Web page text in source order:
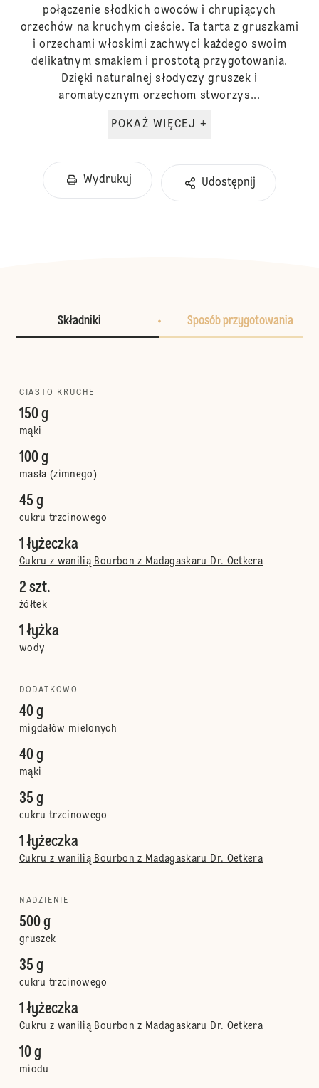
połączenie słodkich owoców i chrupiących
orzechów na kruchym cieście. Ta tarta z gruszkami
i orzechami włoskimi zachwyci każdego swoim
delikatnym smakiem i prostotą przygotowania.
Dzięki naturalnej słodyczy gruszek i
aromatycznym orzechom stworzys...
POKAŻ WIĘCEJ +
Wydrukuj Udostępnij
Składniki Sposób przygotowania
CIASTO KRUCHE
150 g
mąki
100 g
masła (zimnego)
45 g
cukru trzcinowego
1 łyżeczka
Cukru z wanilią Bourbon z Madagaskaru Dr. Oetkera
2 szt.
żółtek
1 łyżka
wody
DODATKOWO
40 g
migdałów mielonych
40 g
mąki
35 g
cukru trzcinowego
1 łyżeczka
Cukru z wanilią Bourbon z Madagaskaru Dr. Oetkera
NADZIENIE
500 g
gruszek
35 g
cukru trzcinowego
1 łyżeczka
Cukru z wanilią Bourbon z Madagaskaru Dr. Oetkera
10 g
miodu